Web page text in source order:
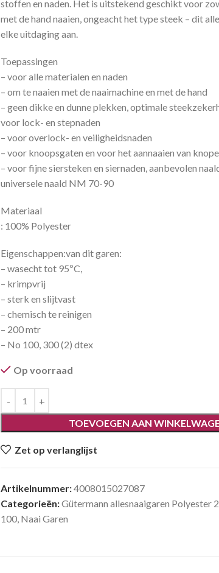
stoffen en naden. Het is uitstekend geschikt voor
met de hand naaien, ongeacht het type steek – dit
elke uitdaging aan.
Toepassingen
– voor alle materialen en naden
– om te naaien met de naaimachine en met de hand
– geen dikke en dunne plekken, optimale
voor lock- en stepnaden
– voor overlock- en veiligheidsnaden
– voor knoopsgaten en voor het aannaaien van
– voor fijne siersteken en siernaden, aanbevolen
universele naald NM 70-90
Materiaal
: 100% Polyester
Eigenschappen:van dit garen:
– wasecht tot 95ºC,
– krimpvrij
– sterk en slijtvast
– chemisch te reinigen
– 200 mtr
– No 100, 300 (2) dtex
Op voorraad
TOEVOEGEN AAN
Zet op verlanglijst
Artikelnummer:4008015027087
Categorieën:Gütermann allesnaaigaren Polyester
100, Naai Garen